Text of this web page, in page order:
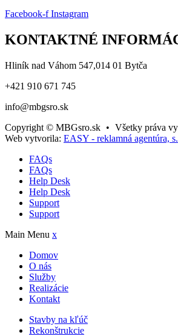
Facebook-f Instagram
KONTAKTNÉ
Hliník nad Váhom 547,014 01 Bytča
+421 910 671 745
info@mbgsro.sk
Copyright © MBGsro.sk • Všetky práva
Web vytvorila: EASY - reklamná agentúra,
FAQs
FAQs
Help Desk
Help Desk
Support
Support
Main Menu x
Domov
O nás
Služby
Realizácie
Kontakt
Stavby na kľúč
Rekonštrukcie